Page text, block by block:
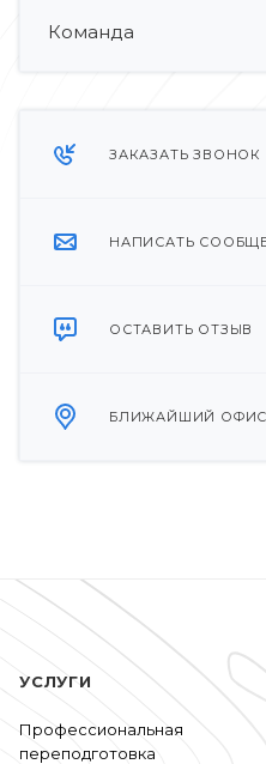
Команда
ЗАКАЗАТЬ ЗВОНОК
НАПИСАТЬ
ОСТАВИТЬ ОТЗЫВ
БЛИЖАЙШИЙ ОФИС
УСЛУГИ
Профессиональная
переподготовка